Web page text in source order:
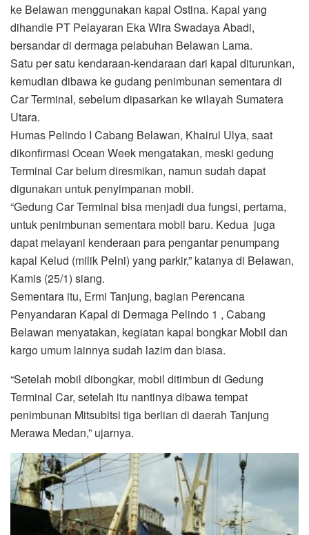
ke Belawan menggunakan kapal Ostina. Kapal yang
dihandle PT Pelayaran Eka Wira Swadaya Abadi,
bersandar di dermaga pelabuhan Belawan Lama.
Satu per satu kendaraan-kendaraan dari kapal diturunkan,
kemudian dibawa ke gudang penimbunan sementara di
Car Terminal, sebelum dipasarkan ke wilayah Sumatera
Utara.
Humas Pelindo I Cabang Belawan, Khairul Ulya, saat
dikonfirmasi Ocean Week mengatakan, meski gedung
Terminal Car belum diresmikan, namun sudah dapat
digunakan untuk penyimpanan mobil.
“Gedung Car Terminal bisa menjadi dua fungsi, pertama,
untuk penimbunan sementara mobil baru. Kedua juga
dapat melayani kenderaan para pengantar penumpang
kapal Kelud (milik Pelni) yang parkir,” katanya di Belawan,
Kamis (25/1) siang.
Sementara itu, Ermi Tanjung, bagian Perencana
Penyandaran Kapal di Dermaga Pelindo 1 , Cabang
Belawan menyatakan, kegiatan kapal bongkar Mobil dan
kargo umum lainnya sudah lazim dan biasa.
“Setelah mobil dibongkar, mobil ditimbun di Gedung
Terminal Car, setelah itu nantinya dibawa tempat
penimbunan Mitsubitsi tiga berlian di daerah Tanjung
Merawa Medan,” ujarnya.